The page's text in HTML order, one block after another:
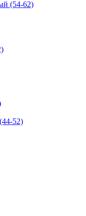
(54-62)
52)